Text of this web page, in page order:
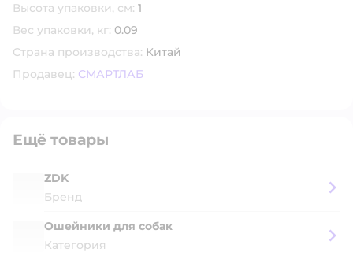
Высота упаковки, см: 1
Вес упаковки, кг: 0.09
Страна производства: Китай
Продавец: СМАРТЛАБ
Ещё товары
ZDK
Бренд
Ошейники для собак
Категория